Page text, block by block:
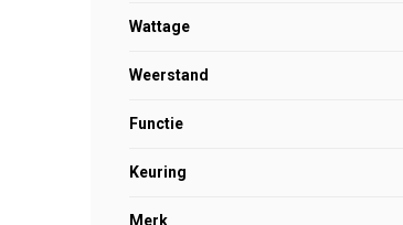
Wattage
Weerstand
Functie
Keuring
Merk